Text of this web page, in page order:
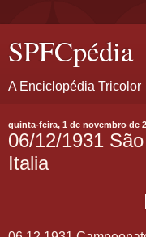
SPFCpédia
A Enciclopédia Tricolor
quinta-feira, 1 de novembro de
06/12/1931
Italia